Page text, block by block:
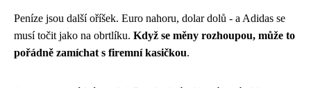
Peníze jsou další oříšek. Euro nahoru, dolar dolů - a Adidas se
musí točit jako na obrtlíku. Když se měny rozhoupou, může to
pořádně zamíchat s firemní kasičkou.